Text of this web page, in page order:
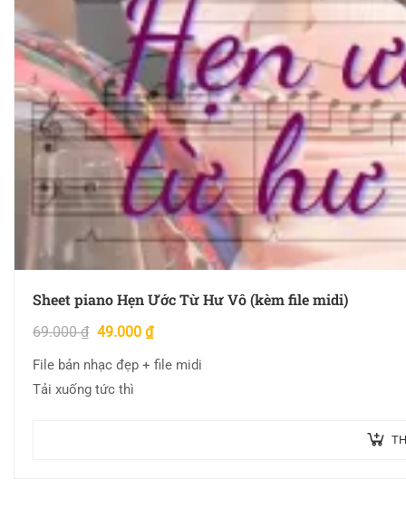
Sheet piano Hẹn Ước Từ Hư Vô (kèm file midi)
69.000₫ 49.000 ₫
File bản nhạc đẹp + file midi
Tải xuống tức thì